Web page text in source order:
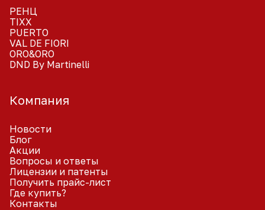
РЕНЦ
TIXX
PUERTO
VAL DE FIORI
ORO&ORO
DND By Martinelli
Компания
Новости
Блог
Акции
Вопросы и ответы
Лицензии и патенты
Получить прайс-лист
Где купить?
Контакты